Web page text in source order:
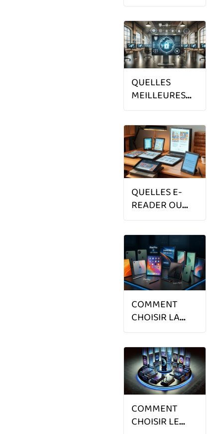
SMARTPHONE
EN 2025 ?
QUELLES
MEILLEURES
CYBERSÉCURITÉ
POUR PME, PMI
ET ETI EN 2025
?
QUELLES E-
READER OU
ÉLECTRONIQUES
EN 2025 ?
COMMENT
CHOISIR LA
TABLETTE EN
2025 ?
COMMENT
CHOISIR LE